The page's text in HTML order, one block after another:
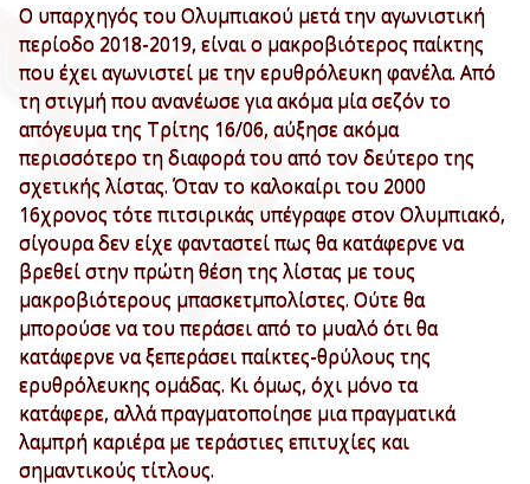
Ο υπαρχηγός του Ολυμπιακού μετά την αγωνιστική
περίοδο 2018-2019, είναι ο μακροβιότερος παίκτης
που έχει αγωνιστεί με την ερυθρόλευκη φανέλα. Από
τη στιγμή που ανανέωσε για ακόμα μία σεζόν το
απόγευμα της Τρίτης 16/06, αύξησε ακόμα
περισσότερο τη διαφορά του από τον δεύτερο της
σχετικής λίστας. Όταν το καλοκαίρι του 2000
16χρονος τότε πιτσιρικάς υπέγραφε στον Ολυμπιακό,
σίγουρα δεν είχε φανταστεί πως θα κατάφερνε να
βρεθεί στην πρώτη θέση της λίστας με τους
μακροβιότερους μπασκετμπολίστες. Ούτε θα
μπορούσε να του περάσει από το μυαλό ότι θα
κατάφερνε να ξεπεράσει παίκτες-θρύλους της
ερυθρόλευκης ομάδας. Κι όμως, όχι μόνο τα
κατάφερε, αλλά πραγματοποίησε μια πραγματικά
λαμπρή καριέρα με τεράστιες επιτυχίες και
σημαντικούς τίτλους.